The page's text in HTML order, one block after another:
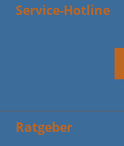
Service-Hotline
Ratgeber